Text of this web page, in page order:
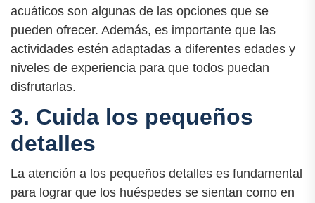
acuáticos son algunas de las opciones que se
pueden ofrecer. Además, es importante que las
actividades estén adaptadas a diferentes edades y
niveles de experiencia para que todos puedan
disfrutarlas.
3. Cuida los pequeños
detalles
La atención a los pequeños detalles es fundamental
para lograr que los huéspedes se sientan como en